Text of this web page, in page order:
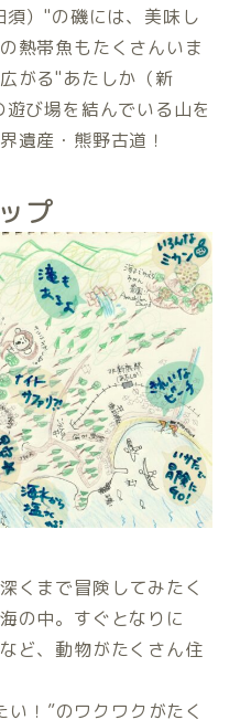
）"の磯には、美味し
熱帯魚もたくさんいま
がる"あたしか（新
び場を結んでいる山を
遺産・熊野古道！
プ
くまで冒険してみたく
の中。すぐとなりに
ど、動物がたくさん住
！”のワクワクがたく